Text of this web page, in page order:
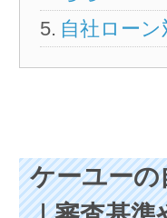
自社ロー
ケーユーの